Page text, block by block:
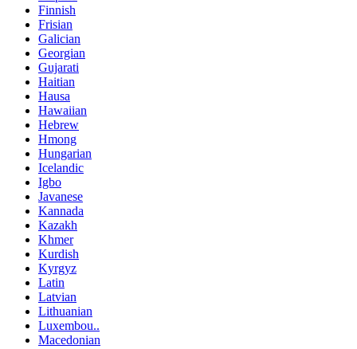
Finnish
Frisian
Galician
Georgian
Gujarati
Haitian
Hausa
Hawaiian
Hebrew
Hmong
Hungarian
Icelandic
Igbo
Javanese
Kannada
Kazakh
Khmer
Kurdish
Kyrgyz
Latin
Latvian
Lithuanian
Luxembou..
Macedonian